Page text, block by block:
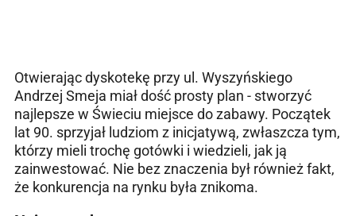
Otwierając dyskotekę przy ul. Wyszyńskiego
Andrzej Smeja miał dość prosty plan - stworzyć
najlepsze w Świeciu miejsce do zabawy. Początek
lat 90. sprzyjał ludziom z inicjatywą, zwłaszcza tym,
którzy mieli trochę gotówki i wiedzieli, jak ją
zainwestować. Nie bez znaczenia był również fakt,
że konkurencja na rynku była znikoma.